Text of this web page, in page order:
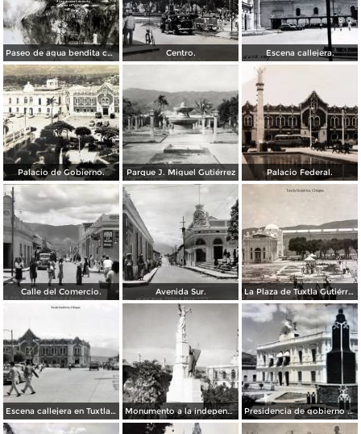
Paseo de agua bendita camino a Tuxtla. Centro. Escena callejera.
Palacio de Gobierno. Parque J. Miguel Gutiérrez Palacio Federal.
Calle del Comercio. Avenida Sur. La Plaza de Tuxtla Gutiérrez, Chiapas.
Escena callejera en Tuxtla Gutiérrez, Chiapas . Monumento a la independencia Presidencia de gobierno y Mto. a la Revolucion.